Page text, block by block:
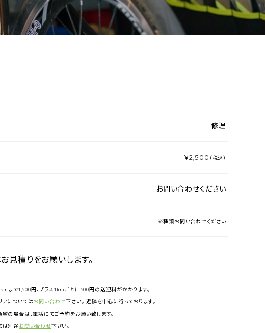
修理
¥2,500 （税込）
お問い合わせください
※種類お問い合わせください
積りをお願いします。
まで1,500円、プラス1kmごとに500円の送迎料がかかります。
についてはお問い合わせ下さい。 近隣を中心に行っております。
の場合は、電話にてご予約をお願い致します。
は別途お問い合わせ下さい。